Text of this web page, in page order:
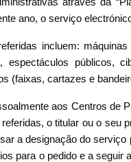
ano, o serviço
incluem:
públicos,
(faixas, cartazes e
aos Centros de
o titular ou o seu
a designação do
para o pedido e a seguir